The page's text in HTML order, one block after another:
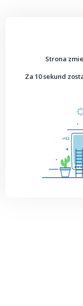
Strona
Za 10 sekund